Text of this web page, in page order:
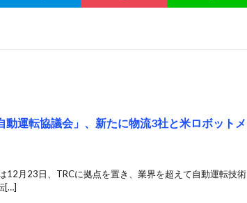
運転協議会」、新たに物流3社と米ロボットメ
12月23日、TRCに拠点を置き、業界を超えて自動運転技術
[…]